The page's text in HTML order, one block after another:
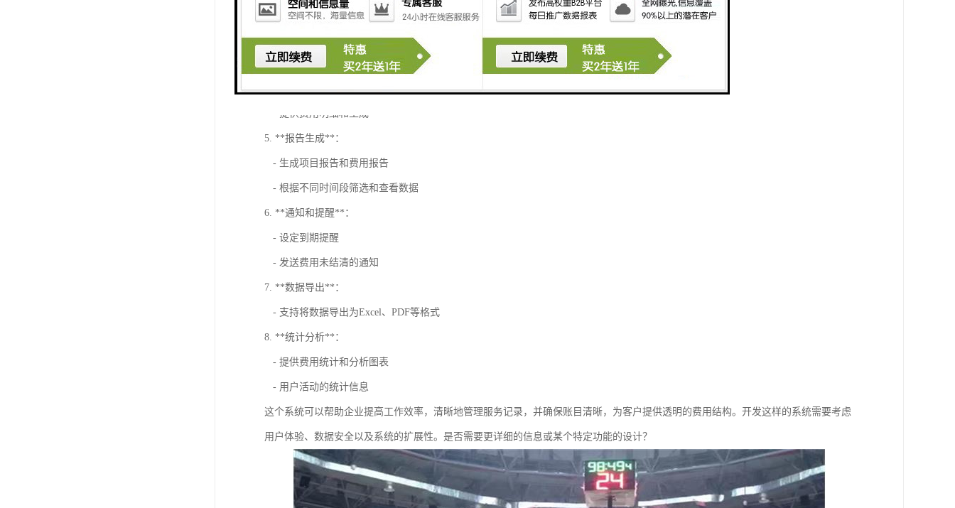
- 手动输入时间记录
- 查看时间记录的历史
4. **费用计算**：
- 自动根据时间记录和计费标准计算费用
- 提供费用明细和生成
5. **报告生成**：
- 生成项目报告和费用报告
- 根据不同时间段筛选和查看数据
6. **通知和提醒**：
- 设定到期提醒
- 发送费用未结清的通知
7. **数据导出**：
- 支持将数据导出为Excel、PDF等格式
8. **统计分析**：
- 提供费用统计和分析图表
- 用户活动的统计信息
这个系统可以帮助企业提高工作效率，清晰地管理服务记录，并确保账目清晰，为客户提供透明的费用结构。开发这样的系统需要考虑
用户体验、数据安全以及系统的扩展性。是否需要更详细的信息或某个特定功能的设计？